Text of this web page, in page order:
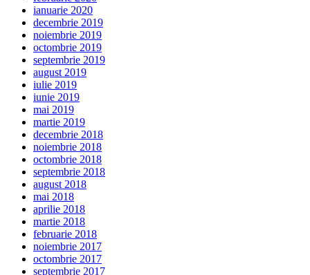
ianuarie 2020
decembrie 2019
noiembrie 2019
octombrie 2019
septembrie 2019
august 2019
iulie 2019
iunie 2019
mai 2019
martie 2019
decembrie 2018
noiembrie 2018
octombrie 2018
septembrie 2018
august 2018
mai 2018
aprilie 2018
martie 2018
februarie 2018
noiembrie 2017
octombrie 2017
septembrie 2017